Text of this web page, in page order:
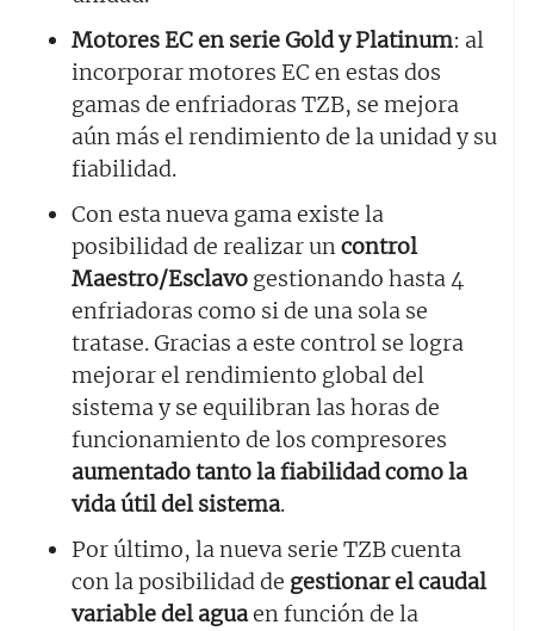
Motores EC en serie Gold y Platinum: al
incorporar motores EC en estas dos
gamas de enfriadoras TZB, se mejora
aún más el rendimiento de la unidad y su
fiabilidad.
Con esta nueva gama existe la
posibilidad de realizar uncontrol
Maestro/Esclavo gestionando hasta 4
enfriadoras como si de una sola se
tratase. Gracias a este control se logra
mejorar el rendimiento global del
sistema y se equilibran las horas de
funcionamiento de los compresores
aumentado tanto la fiabilidad como la
vida útil del sistema.
Por último, la nueva serie TZB cuenta
con la posibilidad de gestionar el caudal
variable del aguaen función de la